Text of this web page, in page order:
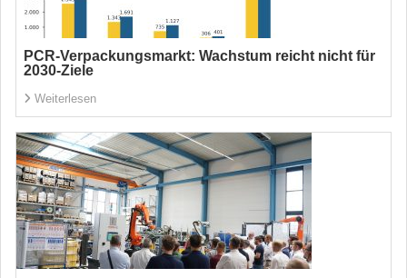
PCR-Verpackungsmarkt: Wachstum reicht nicht für
2030-Ziele
Weiterlesen